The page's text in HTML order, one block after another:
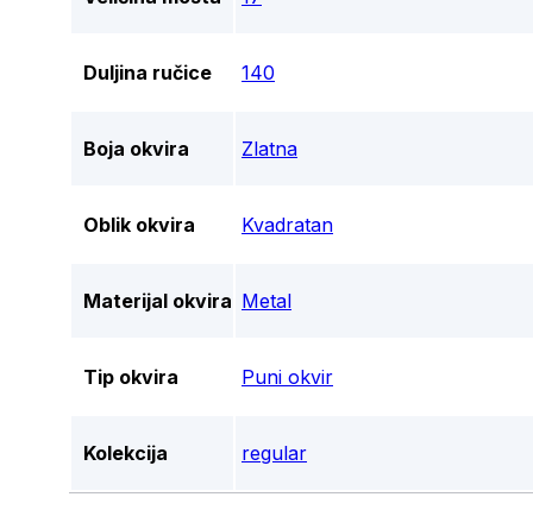
Duljina ručice 140
Boja okvira Zlatna
Oblik okvira Kvadratan
Materijal okvira Metal
Tip okvira Puni okvir
Kolekcija regular